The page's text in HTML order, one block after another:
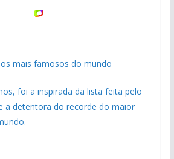
mais famosos do mundo
foi a inspirada da lista feita pelo
a detentora do recorde do maior